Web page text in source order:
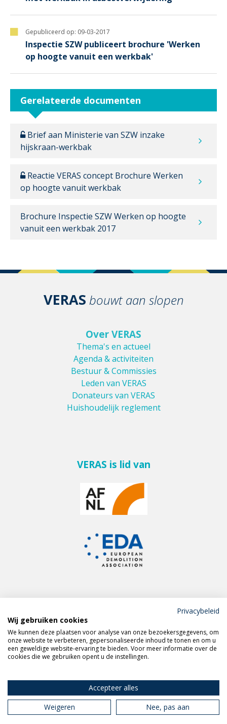
Gepubliceerd op: 09-03-2017
Inspectie SZW publiceert brochure 'Werken
op hoogte vanuit een werkbak'
Gerelateerde documenten
Brief aan Ministerie van SZW inzake
hijskraan-werkbak
Reactie VERAS concept Brochure Werken
op hoogte vanuit werkbak
Brochure Inspectie SZW Werken op hoogte
vanuit een werkbak 2017
VERAS bouwt aan slopen
Over VERAS
Thema's en actueel
Agenda & activiteiten
Bestuur & Commissies
Leden van VERAS
Donateurs van VERAS
Huishoudelijk reglement
VERAS is lid van
Meld je aan voor de
VERAS nieuwsbrief
Volg VERAS op
Privacy
Privacybeleid
Wij gebruiken cookies
We kunnen deze plaatsen voor analyse van onze bezoekersgegevens, om
onze website te verbeteren, gepersonaliseerde inhoud te tonen en om u
een geweldige website-ervaring te bieden. Voor meer informatie over de
cookies die we gebruiken opent u de instellingen.
Accepteer alles
Weigeren
Nee, pas aan